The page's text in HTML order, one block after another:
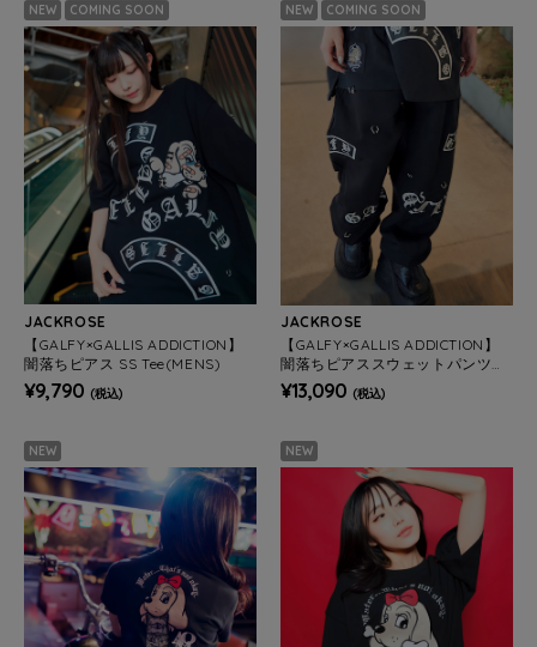
NEW COMING SOON
JACKROSE
【GALFY×GALLIS ADDICTION】
闇落ちピアス SS Tee(MENS)
¥9,790 (税込)
NEW COMING SOON
JACKROSE
【GALFY×GALLIS ADDICTION】
闇落ちピアススウェットパンツM
ENS)
¥13,090 (税込)
NEW NEW